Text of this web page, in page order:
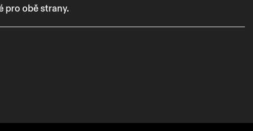
pro obě strany.